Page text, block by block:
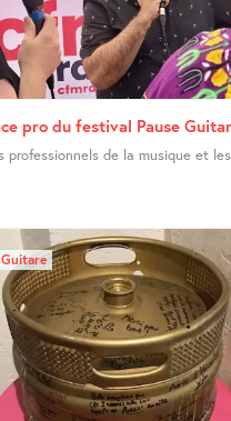
pro du festival Pause
professionnels de la musique et